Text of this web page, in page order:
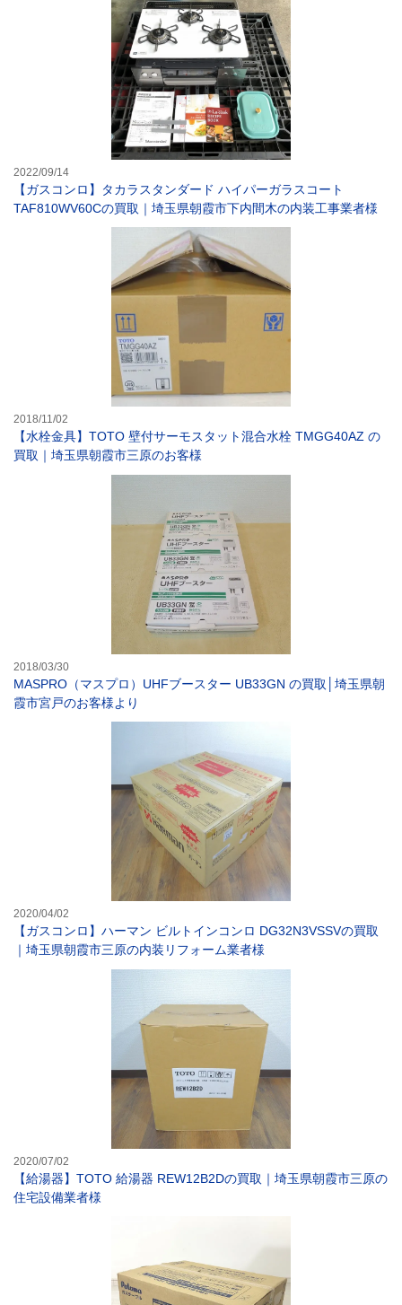
2022/09/14
【ガスコンロ】タカラスタンダード ハイパーガラスコート
TAF810WV60Cの買取｜埼玉県朝霞市下内間木の内装工事業者様
2018/11/02
【水栓金具】TOTO 壁付サーモスタット混合水栓 TMGG40AZ の
買取｜埼玉県朝霞市三原のお客様
2018/03/30
MASPRO（マスプロ）UHFブースター UB33GN の買取│埼玉県朝
霞市宮戸のお客様より
2020/04/02
【ガスコンロ】ハーマン ビルトインコンロ DG32N3VSSVの買取
｜埼玉県朝霞市三原の内装リフォーム業者様
2020/07/02
【給湯器】TOTO 給湯器 REW12B2Dの買取｜埼玉県朝霞市三原の
住宅設備業者様